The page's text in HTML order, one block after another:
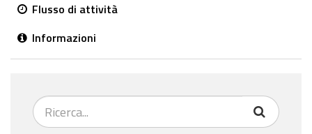
Flusso di attività
Informazioni